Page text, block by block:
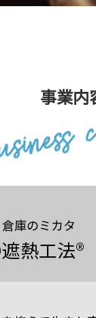
事業内
庫のミカタ
熱工法®